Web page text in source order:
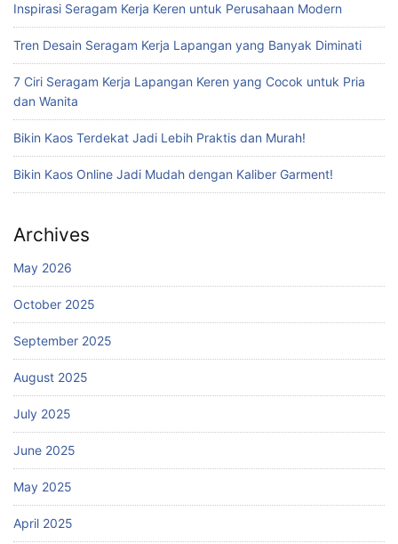
Inspirasi Seragam Kerja Keren untuk Perusahaan Modern
Tren Desain Seragam Kerja Lapangan yang Banyak Diminati
7 Ciri Seragam Kerja Lapangan Keren yang Cocok untuk Pria
dan Wanita
Bikin Kaos Terdekat Jadi Lebih Praktis dan Murah!
Bikin Kaos Online Jadi Mudah dengan Kaliber Garment!
Archives
May 2026
October 2025
September 2025
August 2025
July 2025
June 2025
May 2025
April 2025